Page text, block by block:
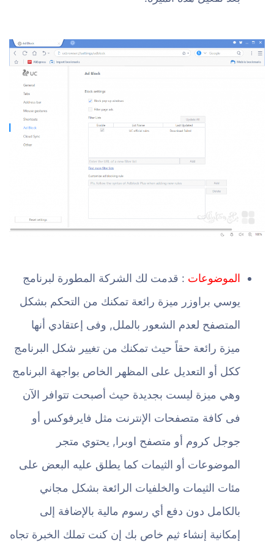
الموضوعات : قدمت لك الشركة المطورة لبرنامج
يوسي براوزر ميزة رائعة تمكنك من التحكم بشكل
المتصفح لعدم الشعور بالملل, وفى إعتقادي أنها
ميزة رائعة حقاً حيث تمكنك من تغيير شكل البرنامج
ككل أو التعديل على المظهر الخاص بواجهة البرنامج
وهي ميزة ليست بجديدة حيث أصبحت تتوافر الآن
فى كافة متصفحات الإنترنت مثل فايرفوكس أو
جوجل كروم أو متصفح اوبرا, يحتوي متجر
الموضوعات أو الثيمات كما يطلق عليه البعض على
مئات الثيمات والخلفيات الرائعة بشكل مجاني
بالكامل دون دفع أي رسوم مالية بالإضافة إلى
إمكانية إنشاء ثيم خاص بك إن كنت تملك الخبرة تجاه